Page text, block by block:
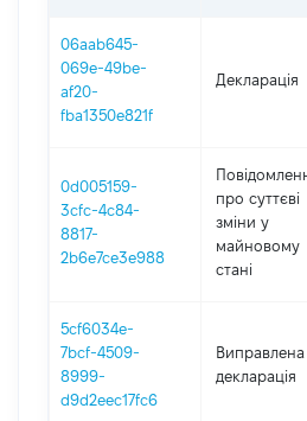
06aab645-
069e-49be-
af20-
fba1350e821f
Декларація
0d005159-
3cfc-4c84-
8817-
2b6e7ce3e988
про суттєві
зміни y
майновому
стані
5cf6034e-
7bcf-4509-
8999-
d9d2eec17fc6
Виправлена
декларація